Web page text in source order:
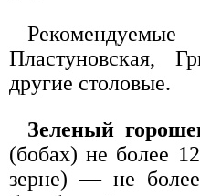
Пластуновская,
другие столовые.
Зеленый
(бобах) не более
зерне) — не